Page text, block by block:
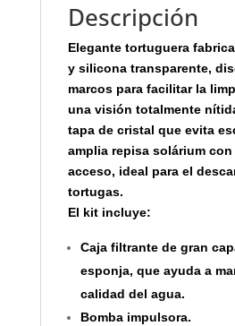
Descripción
Elegante tortuguera
y silicona transparente,
marcos para facilitar la
una visión totalmente
tapa de cristal que evita
amplia repisa solárium con
acceso, ideal para el
tortugas.
El kit incluye:
Caja filtrante de gran
esponja, que ayuda a
calidad del agua.
Bomba impulsora.